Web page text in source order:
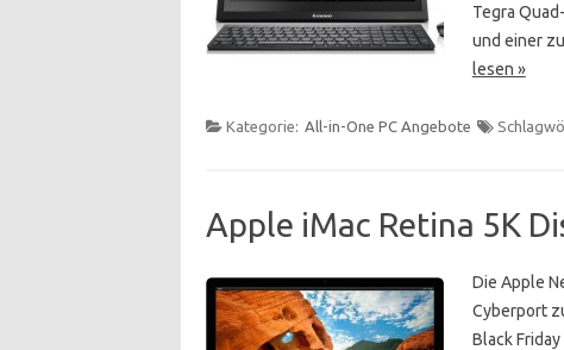
Tegra
und einer
lesen »
Kategorie: All-in-One PC Angebote
Apple iMac Retina 5K
Die Apple
Cyberport
Black